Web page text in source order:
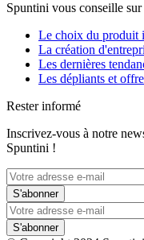
Spuntini vous conseille sur
Le choix du produit
La création
Les dernières
Les dépliants et
Rester informé
Inscrivez-vous à notre
Spuntini !
S'abonner
S'abonner